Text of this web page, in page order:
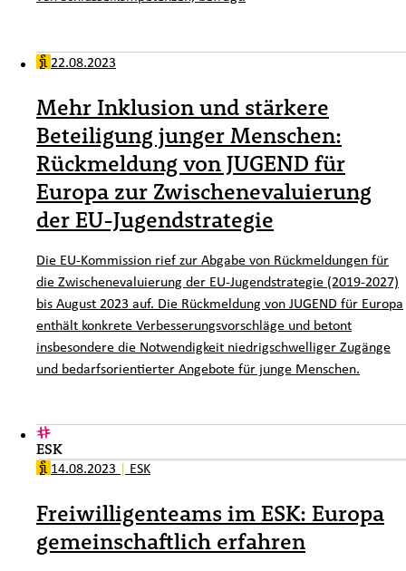
22.08.2023
Mehr Inklusion und stärkere
Beteiligung junger Menschen:
Rückmeldung von JUGEND für
Europa zur Zwischenevaluierung
der EU-Jugendstrategie
Die EU-Kommission rief zur Abgabe von Rückmeldungen für
die Zwischenevaluierung der EU-Jugendstrategie (2019-2027)
bis August 2023 auf. Die Rückmeldung von JUGEND für Europa
enthält konkrete Verbesserungsvorschläge und betont
insbesondere die Notwendigkeit niedrigschwelliger Zugänge
und bedarfsorientierter Angebote für junge Menschen.
ESK
14.08.2023 | ESK
Freiwilligenteams im ESK: Europa
gemeinschaftlich erfahren